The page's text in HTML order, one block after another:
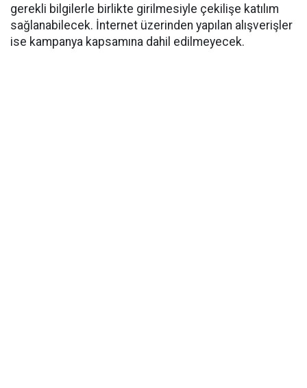
gerekli bilgilerle birlikte girilmesiyle çekilişe katılım
sağlanabilecek. İnternet üzerinden yapılan alışverişler
ise kampanya kapsamına dahil edilmeyecek.